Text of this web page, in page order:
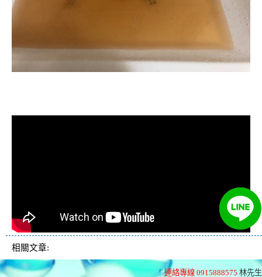
相關文章:
連絡專線 0915888575 林先生